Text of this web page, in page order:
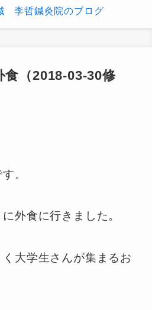
食（2018-03-30修
。
外食に行きました。
大学生さんが集まるお